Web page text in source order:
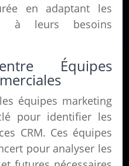
en adaptant les
à leurs besoins
Équipes
équipes marketing
pour identifier les
CRM. Ces équipes
pour analyser les